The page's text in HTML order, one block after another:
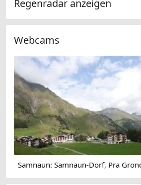
Regenradar anzeigen
Webcams